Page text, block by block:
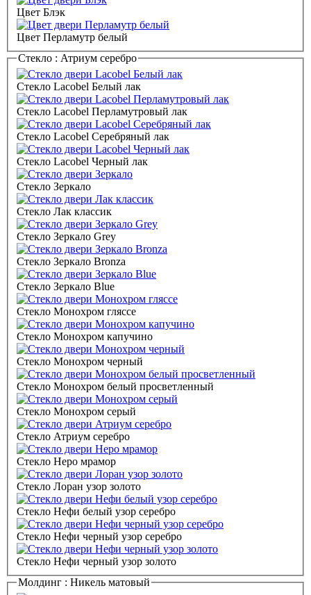
Цвет Блэк
Цвет Перламутр белый
Стекло : Атриум серебро
Стекло Lacobel Белый лак
Стекло Lacobel Перламутровый лак
Стекло Lacobel Серебряный лак
Стекло Lacobel Черный лак
Стекло Зеркало
Стекло Лак классик
Стекло Зеркало Grey
Стекло Зеркало Bronza
Стекло Зеркало Blue
Стекло Монохром гляссе
Стекло Монохром капучино
Стекло Монохром черный
Стекло Монохром белый просветленный
Стекло Монохром серый
Стекло Атриум серебро
Стекло Неро мрамор
Стекло Лоран узор золото
Стекло Нефи белый узор серебро
Стекло Нефи черный узор серебро
Стекло Нефи черный узор золото
Молдинг : Никель матовый